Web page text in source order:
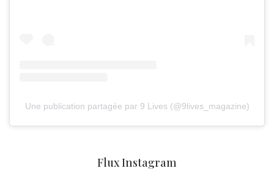
Une publication partagée par 9 Lives (@9lives_magazine)
Flux Instagram